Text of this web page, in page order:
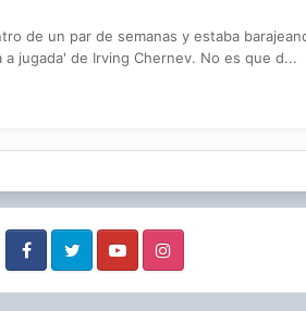
de un par de semanas y estaba
jugada' de Irving Chernev. No es que d...
FacebookTwitter Youtube Instagram